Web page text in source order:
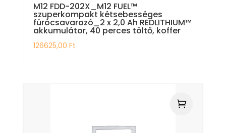
M12 FDD-202X_M12 FUEL™
szuperkompakt kétsebességes
fúrócsavarozó_2 x 2,0 Ah REDLITHIUM™
akkumulátor, 40 perces töltő, koffer
126625,00 Ft